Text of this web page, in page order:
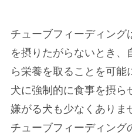
チューブフィーディング
を摂りたがらないとき、
ら栄養を取ることを可能
犬に強制的に食事を摂ら
嫌がる犬も少なくありま
チューブフィーディング